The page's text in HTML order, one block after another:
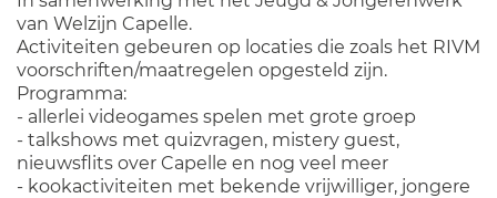
van Welzijn Capelle.
Activiteiten gebeuren op locaties die zoals het RIVM
voorschriften/maatregelen opgesteld zijn.
Programma:
- allerlei videogames spelen met grote groep
- talkshows met quizvragen, mistery guest,
nieuwsflits over Capelle en nog veel meer
- kookactiviteiten met bekende vrijwilliger, jongere